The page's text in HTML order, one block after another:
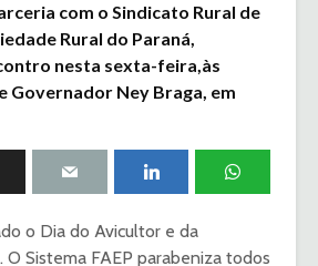
com o Sindicato Rural de
Rural do Paraná,
nesta sexta-feira,às
Governador Ney Braga, em
o Dia do Avicultor e da
O Sistema FAEP parabeniza todos